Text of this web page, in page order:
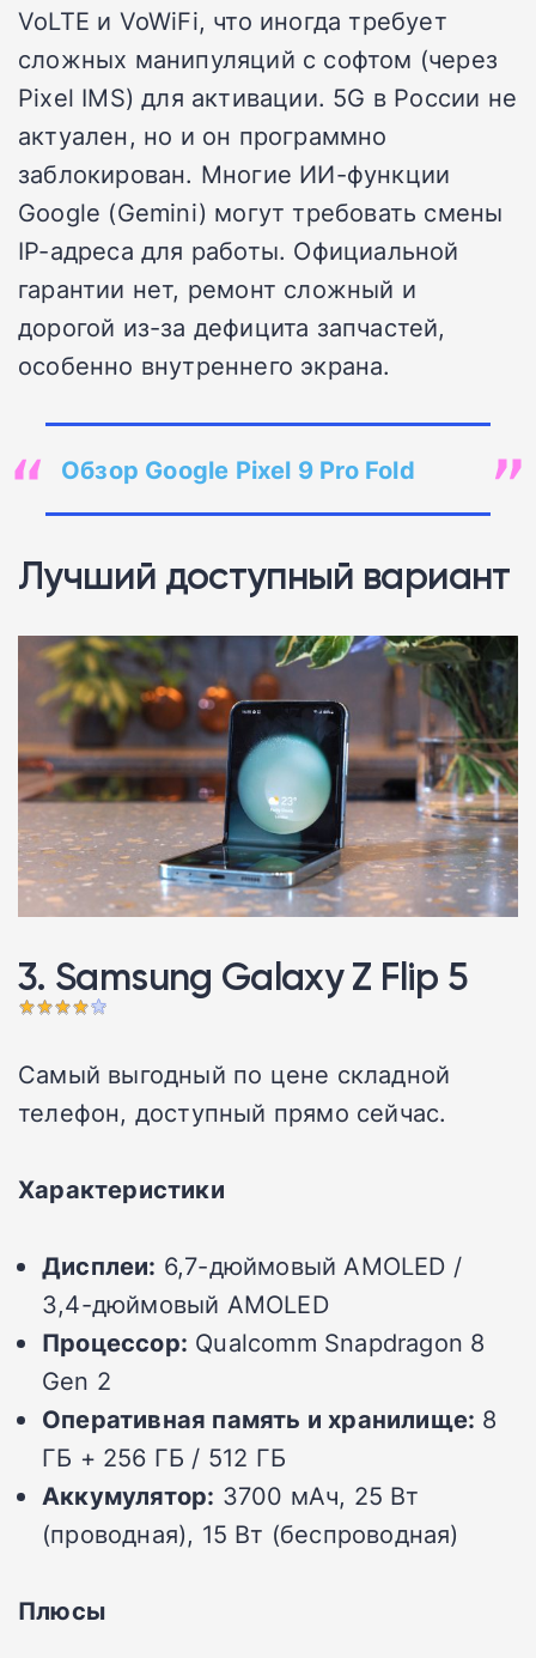
VoLTE и VoWiFi, что иногда требует
сложных манипуляций с софтом (через
Pixel IMS) для активации. 5G в России не
актуален, но и он программно
заблокирован. Многие ИИ-функции
Google (Gemini) могут требовать смены
IP-адреса для работы. Официальной
гарантии нет, ремонт сложный и
дорогой из-за дефицита запчастей,
особенно внутреннего экрана.
Обзор Google Pixel 9 Pro Fold
Лучший доступный вариант
3. Samsung Galaxy Z Flip 5
Самый выгодный по цене складной
телефон, доступный прямо сейчас.
Характеристики
Дисплеи: 6,7-дюймовый AMOLED /
3,4-дюймовый AMOLED
Процессор: Qualcomm Snapdragon 8
Gen 2
Оперативная память и хранилище: 8
ГБ + 256 ГБ / 512 ГБ
Аккумулятор: 3700 мАч, 25 Вт
(проводная), 15 Вт (беспроводная)
Плюсы